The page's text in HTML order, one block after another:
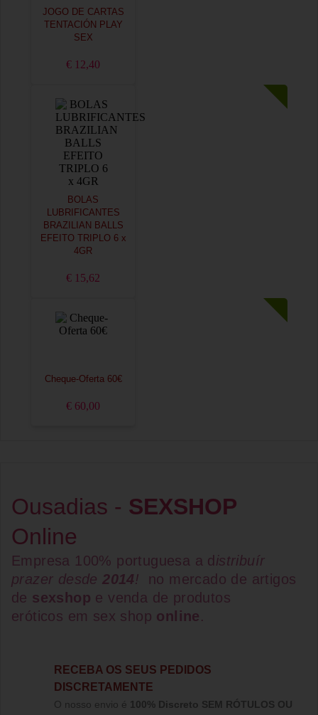
JOGO DE CARTAS
TENTACIÓN PLAY
SEX
€ 12,40
BOLAS
LUBRIFICANTES
BRAZILIAN BALLS
EFEITO TRIPLO 6 x
4GR
€ 15,62
Cheque-Oferta 60€
€ 60,00
Ousadias - SEXSHOP
Online
Empresa 100% portuguesa a d istribuír
prazer desde2014!
no mercado de artigos
de sexshop e venda de produtos
eróticos em sex shop online.
RECEBA OS SEUS PEDIDOS
DISCRETAMENTE
O nosso envio é 100% Discreto SEM RÓTULOS OU